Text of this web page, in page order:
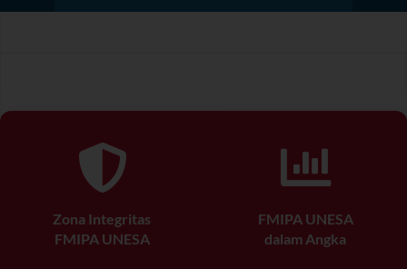
Zona Integritas
FMIPA UNESA
FMIPA UNESA
dalam Angka